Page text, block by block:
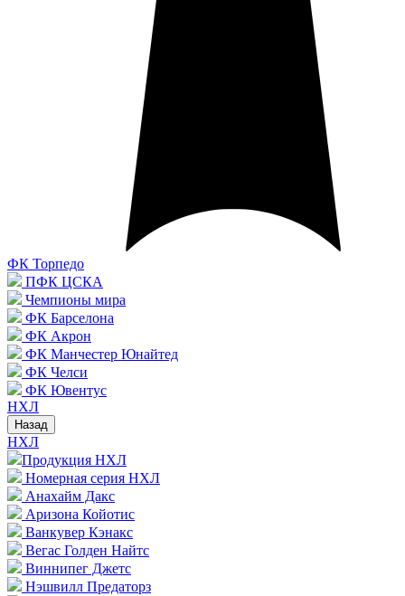
ФК Торпедо
ПФК ЦСКА
Чемпионы мира
ФК Барселона
ФК Акрон
ФК Манчестер Юнайтед
ФК Челси
ФК Ювентус
НХЛ
Назад
НХЛ
Продукция НХЛ
Номерная серия НХЛ
Анахайм Дакс
Аризона Койотис
Ванкувер Кэнакс
Вегас Голден Найтс
Виннипег Джетс
Нэшвилл Предаторз